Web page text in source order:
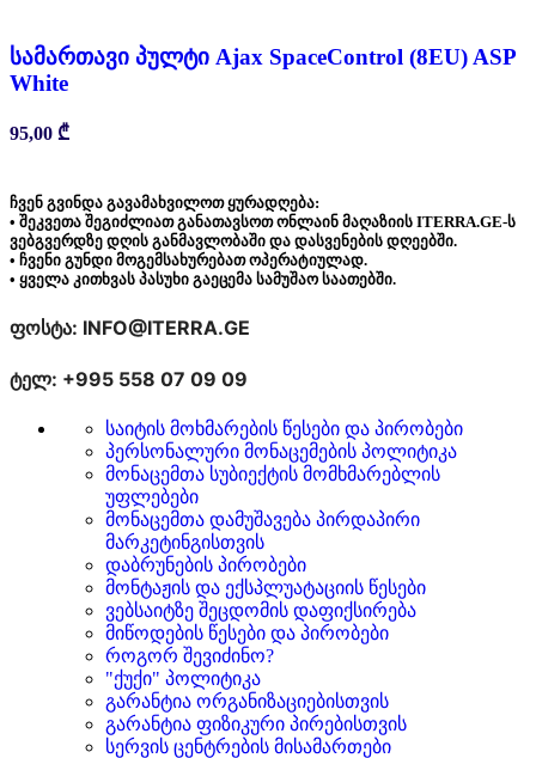
სამართავი პულტი Ajax SpaceControl (8EU) ASP
White
95,00 ₾
ჩვენ გვინდა გავამახვილოთ ყურადღება:
• შეკვეთა შეგიძლიათ განათავსოთ ონლაინ მაღაზიის ITERRA.GE-ს
ვებგვერდზე დღის განმავლობაში და დასვენების დღეებში.
• ჩვენი გუნდი მოგემსახურებათ ოპერატიულად.
• ყველა კითხვას პასუხი გაეცემა სამუშაო საათებში.
ფოსტა: INFO@ITERRA.GE
ტელ: +995 558 07 09 09
საიტის მოხმარების წესები და პირობები
პერსონალური მონაცემების პოლიტიკა
მონაცემთა სუბიექტის მომხმარებლის
უფლებები
მონაცემთა დამუშავება პირდაპირი
მარკეტინგისთვის
დაბრუნების პირობები
მონტაჟის და ექსპლუატაციის წესები
ვებსაიტზე შეცდომის დაფიქსირება
მიწოდების წესები და პირობები
როგორ შევიძინო?
"ქუქი" პოლიტიკა
გარანტია ორგანიზაციებისთვის
გარანტია ფიზიკური პირებისთვის
სერვის ცენტრების მისამართები